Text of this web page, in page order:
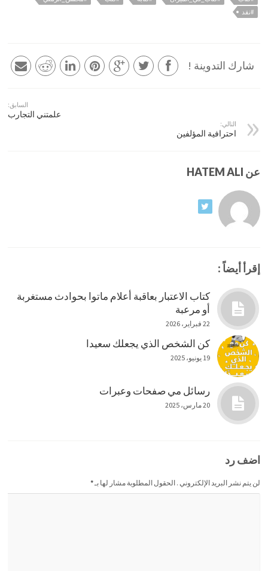
#نقد
شارك التدوينة !
السابق:
علمتني التجارب
التالي:
احترافية المؤلفين
عن HATEM ALI
إقرأ أيضاً :
كتاب الاعتبار بعاقبة أعلام ماتوا بحوادث مستغربة
أو مرعبة
22 فبراير، 2026
كن الشخص الذي يجعلك سعيدا
19 يونيو، 2025
رسائل مي صفحات وعبرات
20 مارس، 2025
اضف رد
لن يتم نشر البريد الإلكتروني . الحقول المطلوبة مشار لها بـ*